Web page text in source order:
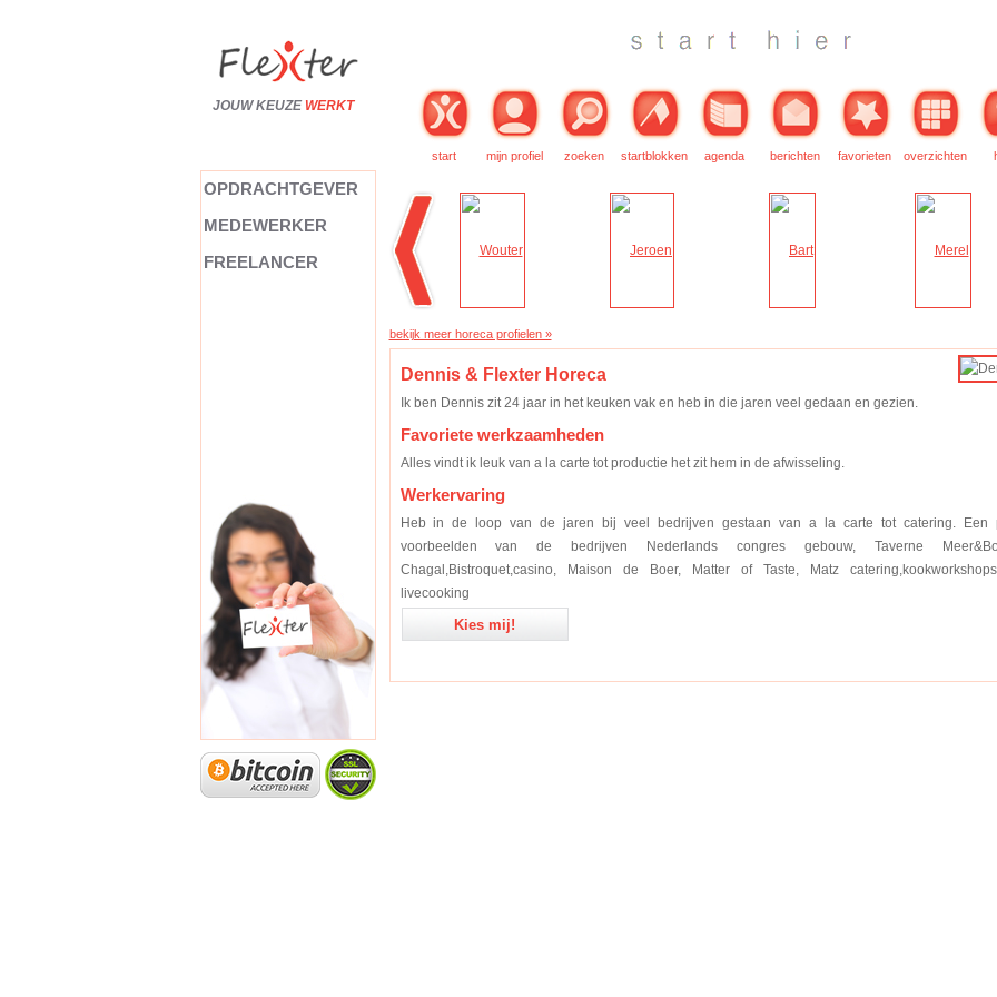
JOUW KEUZE WERKT
start mijn profiel zoeken startblokken agenda berichten favorieten overzichten
OPDRACHTGEVER
MEDEWERKER
FREELANCER
bekijk meer horeca profielen »
Dennis & Flexter Horeca
Ik ben Dennis zit 24 jaar in het keuken vak en heb in die jaren veel gedaan en gezien.
Favoriete werkzaamheden
Alles vindt ik leuk van a la carte tot productie het zit hem in de afwisseling.
Werkervaring
Heb in de loop van de jaren bij veel bedrijven gestaan van a la carte tot catering. Een
voorbeelden van de bedrijven Nederlands congres gebouw, Taverne
Chagal,Bistroquet,casino, Maison de Boer, Matter of Taste, Matz
livecooking
Kies mij!